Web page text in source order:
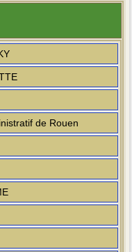
de Rouen